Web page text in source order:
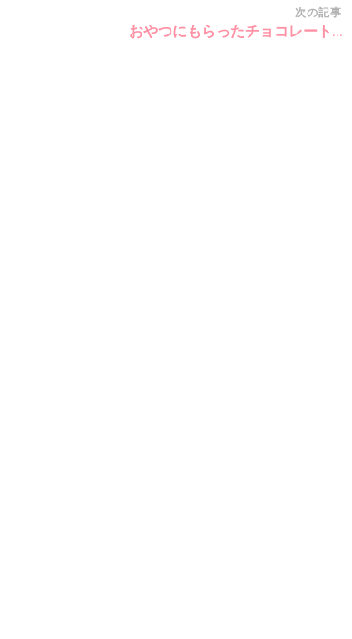
次の記事
おやつにもらったチョコレート…